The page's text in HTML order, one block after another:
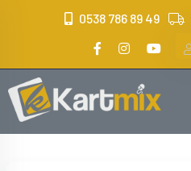
0538 786 89 49